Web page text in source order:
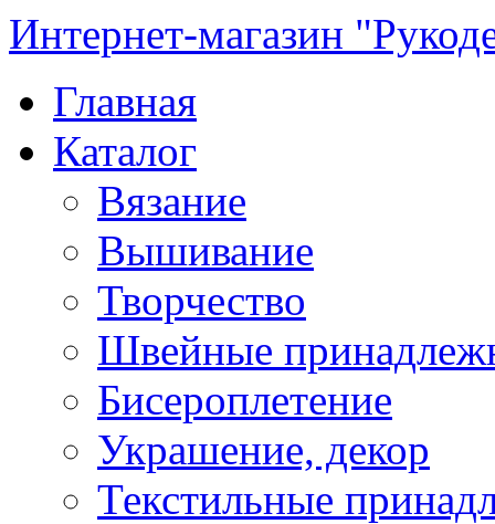
Интернет-магазин
Главная
Каталог
Вязание
Вышивание
Творчество
Швейные
Бисероплетение
Украшение, декор
Текстильные